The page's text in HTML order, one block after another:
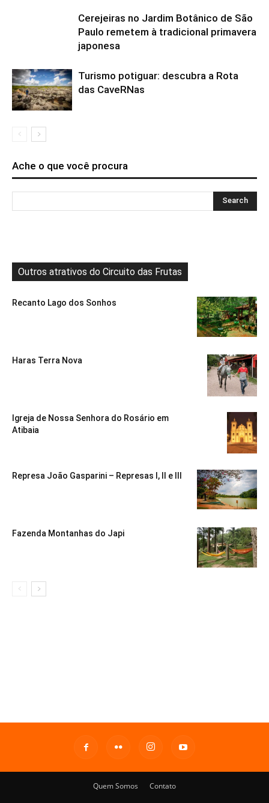
Cerejeiras no Jardim Botânico de São
Paulo remetem à tradicional primavera
japonesa
Turismo potiguar: descubra a Rota
das CaveRNas
Ache o que você procura
Outros atrativos do Circuito das Frutas
Recanto Lago dos Sonhos
Haras Terra Nova
Igreja de Nossa Senhora do Rosário em
Atibaia
Represa João Gasparini – Represas I, II e III
Fazenda Montanhas do Japi
Quem Somos Contato